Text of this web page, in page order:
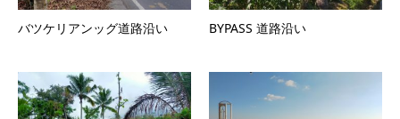
バツケリアンッグ道路沿い BYPASS 道路沿い